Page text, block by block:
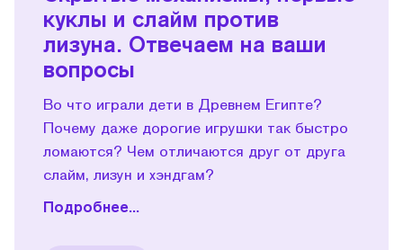
куклы и слайм против
лизуна. Отвечаем на ваши
вопросы
Во что играли дети в Древнем Египте?
Почему даже дорогие игрушки так быстро
ломаются? Чем отличаются друг от друга
слайм, лизун и хэндгам?
Подробнее...